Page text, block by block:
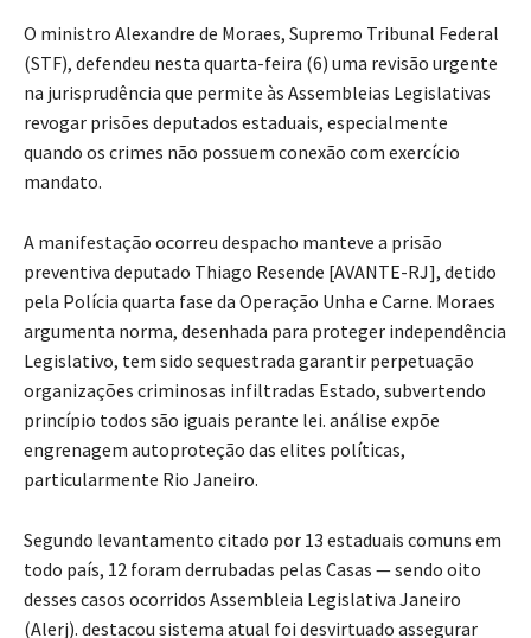
O ministro Alexandre de Moraes, Supremo Tribunal Federal
(STF), defendeu nesta quarta-feira (6) uma revisão urgente
na jurisprudência que permite às Assembleias Legislativas
revogar prisões deputados estaduais, especialmente
quando os crimes não possuem conexão com exercício
mandato.
A manifestação ocorreu despacho manteve a prisão
preventiva deputado Thiago Resende [AVANTE-RJ], detido
pela Polícia quarta fase da Operação Unha e Carne. Moraes
argumenta norma, desenhada para proteger independência
Legislativo, tem sido sequestrada garantir perpetuação
organizações criminosas infiltradas Estado, subvertendo
princípio todos são iguais perante lei. análise expõe
engrenagem autoproteção das elites políticas,
particularmente Rio Janeiro.
Segundo levantamento citado por 13 estaduais comuns em
todo país, 12 foram derrubadas pelas Casas — sendo oito
desses casos ocorridos Assembleia Legislativa Janeiro
(Alerj). destacou sistema atual foi desvirtuado assegurar